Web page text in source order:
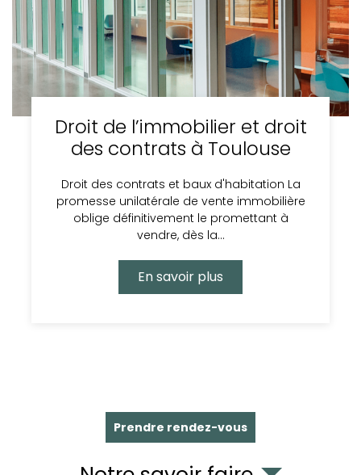
Droit de l’immobilier et droit
des contrats à Toulouse
Droit des contrats et baux d'habitation La
promesse unilatérale de vente immobilière
oblige définitivement le promettant à
vendre, dès la…
En savoir plus
Prendre rendez-vous